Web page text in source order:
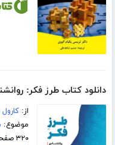
دانلود کتاب طرز فکر:
از:
موضوع:
۳۲۰ صفحه